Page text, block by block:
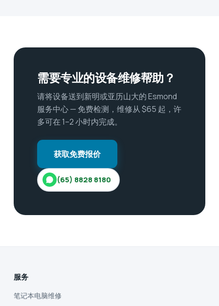
需要专业的设备维修帮助？
请将设备送到新明或亚历山大的 Esmond
服务中心 — 免费检测，维修从 $65 起，许
多可在 1–2 小时内完成。
获取免费报价
(65) 8828 8180
服务
笔记本电脑维修